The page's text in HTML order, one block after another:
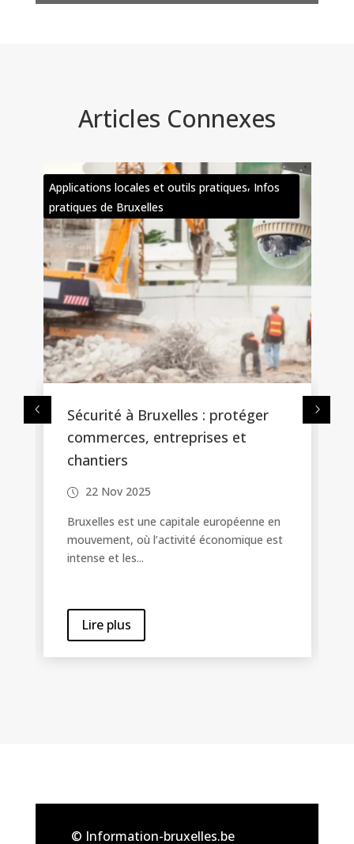
Articles Connexes
Applications locales et outils pratiques, Infos
pratiques de Bruxelles
Protéger son habitation à
Bruxelles : intrusion, incendie et
surveillance, quelles solutions
À Bruxelles, la vie urbaine offre de
nombreux avantages, mais elle
Lire plus
© Information-bruxelles.be